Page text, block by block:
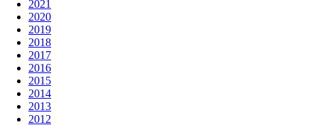
2021
2020
2019
2018
2017
2016
2015
2014
2013
2012